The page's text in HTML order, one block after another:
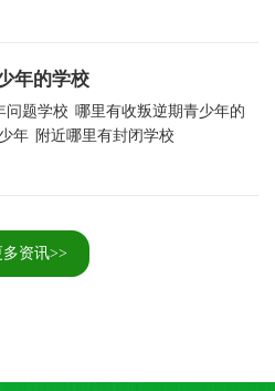
年的学校
问题学校 哪里有收叛逆期青少年的
年 附近哪里有封闭学校
多资讯>>